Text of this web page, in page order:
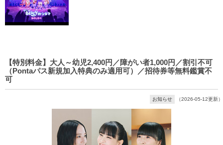
【特別料金】大人～幼児2,400円／障がい者1,000円／割引不可
（Pontaパス新規加入特典のみ適用可）／招待券等無料鑑賞不
可
お知らせ （2026-05-12更新）